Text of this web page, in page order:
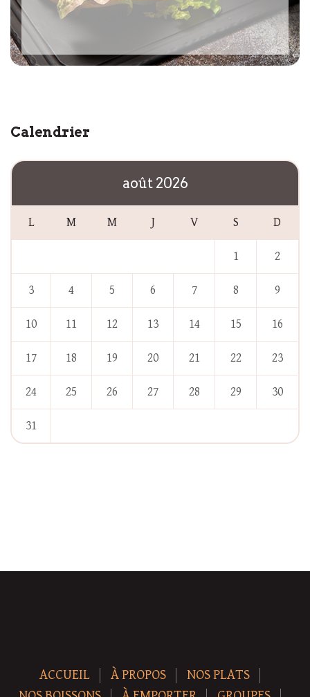
Calendrier
août 2026
L M M J V S D
1 2
3 4 5 6 7 8 9
10 11 12 13 14 15 16
17 18 19 20 21 22 23
24 25 26 27 28 29 30
31
ACCUEIL À PROPOS
NOS PLATS